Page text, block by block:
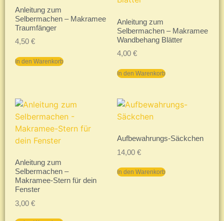
Anleitung zum
Selbermachen – Makramee
Traumfänger
4,50 €
In den Warenkorb
Anleitung zum
Selbermachen – Makramee
Wandbehang Blätter
4,00 €
In den Warenkorb
Anleitung zum
Selbermachen –
Makramee-Stern für dein
Fenster
3,00 €
Aufbewahrungs-Säckchen
14,00 €
In den Warenkorb